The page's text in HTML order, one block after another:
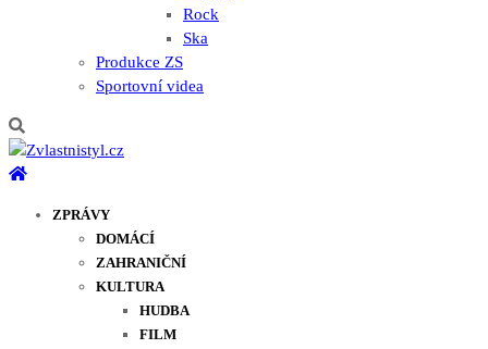
Rock
Ska
Produkce ZS
Sportovní videa
ZPRÁVY
DOMÁCÍ
ZAHRANIČNÍ
KULTURA
HUDBA
FILM